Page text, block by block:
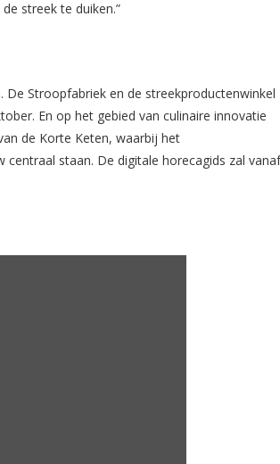
streek te duiken.”
Stroopfabriek en de streekproductenwinkel
En op het gebied van culinaire innovatie
de Korte Keten, waarbij het
staan. De digitale horecagids zal